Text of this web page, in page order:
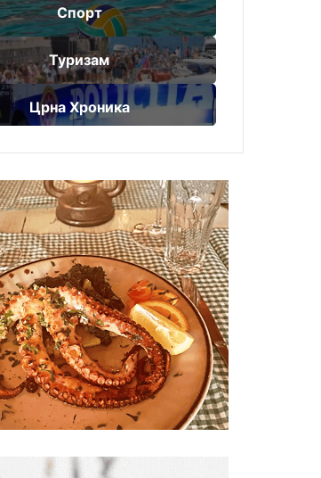
Спорт
Туризам
Црна Хроника